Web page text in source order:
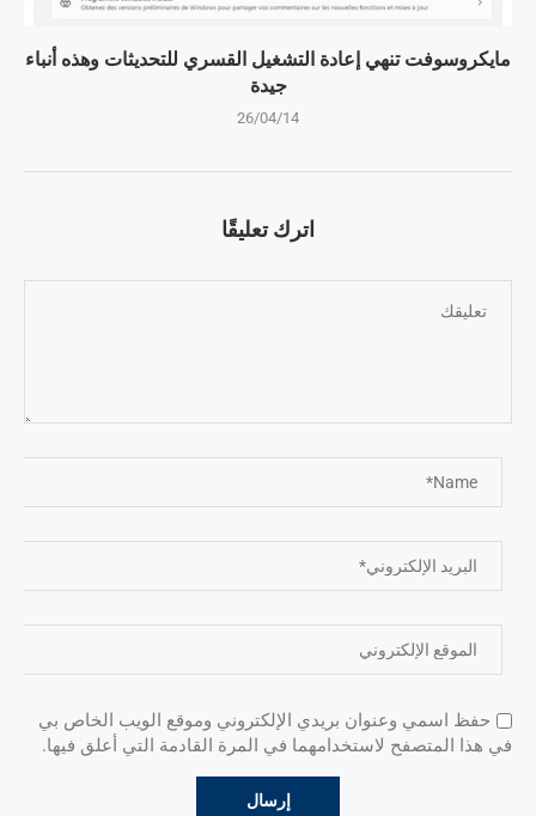
مايكروسوفت تنهي إعادة التشغيل القسري للتحديثات وهذه أنباء
جيدة
26/04/14
اترك تعليقًا
حفظ اسمي وعنوان بريدي الإلكتروني وموقع الويب الخاص بي
في هذا المتصفح لاستخدامهما في المرة القادمة التي أعلق فيها.